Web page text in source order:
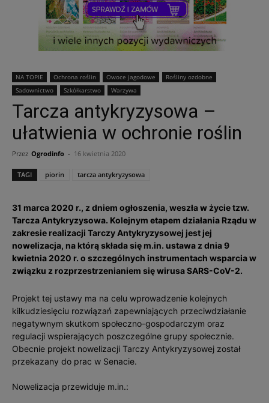
NA TOPIE Ochrona roślin Owoce jagodowe
Rośliny ozdobne
Sadownictwo
Szkółkarstwo Warzywa
Tarcza antykryzysowa –
ułatwienia w ochronie roślin
Przez Ogrodinfo - 16 kwietnia 2020
TAGI piorin tarcza antykryzysowa
31 marca 2020 r., z dniem ogłoszenia, weszła w życie tzw.
Tarcza Antykryzysowa. Kolejnym etapem działania Rządu w
zakresie realizacji Tarczy Antykryzysowej jest jej
nowelizacja, na którą składa się m.in. ustawa z dnia 9
kwietnia 2020 r. o szczególnych instrumentach wsparcia w
związku z rozprzestrzenianiem się wirusa SARS-CoV-2.
Projekt tej ustawy ma na celu wprowadzenie kolejnych
kilkudziesięciu rozwiązań zapewniających przeciwdziałanie
negatywnym skutkom społeczno-gospodarczym oraz
regulacji wspierających poszczególne grupy społecznie.
Obecnie projekt nowelizacji Tarczy Antykryzysowej został
przekazany do prac w Senacie.
Nowelizacja przewiduje m.in.: